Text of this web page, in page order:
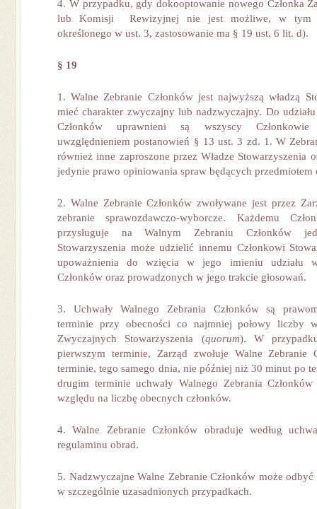
4. W przypadku, gdy dokooptowanie nowego Członka
lub Komisji Rewizyjnej nie jest możliwe, w tym
określonego w ust. 3, zastosowanie ma § 19 ust. 6 lit. d).
§ 19
1. Walne Zebranie Członków jest najwyższą władzą
mieć charakter zwyczajny lub nadzwyczajny. Do
Członków uprawnieni są wszyscy Członkowie
uwzględnieniem postanowień § 13 ust. 3 zd. 1. W
również inne zaproszone przez Władze Stowarzyszenia
jedynie prawo opiniowania spraw będących przedmiotem
2. Walne Zebranie Członków zwoływane jest przez
zebranie sprawozdawczo-wyborcze. Każdemu
przysługuje na Walnym Zebraniu Członków
Stowarzyszenia może udzielić innemu Członkowi
upoważnienia do wzięcia w jego imieniu udziału
Członków oraz prowadzonych w jego trakcie głosowań.
3. Uchwały Walnego Zebrania Członków są
terminie przy obecności co najmniej połowy liczby
Zwyczajnych Stowarzyszenia (quorum). W
pierwszym terminie, Zarząd zwołuje Walne Zebranie
terminie, tego samego dnia, nie później niż 30 minut po
drugim terminie uchwały Walnego Zebrania
względu na liczbę obecnych członków.
4. Walne Zebranie Członków obraduje według
regulaminu obrad.
5. Nadzwyczajne Walne Zebranie Członków może
w szczególnie uzasadnionych przypadkach.